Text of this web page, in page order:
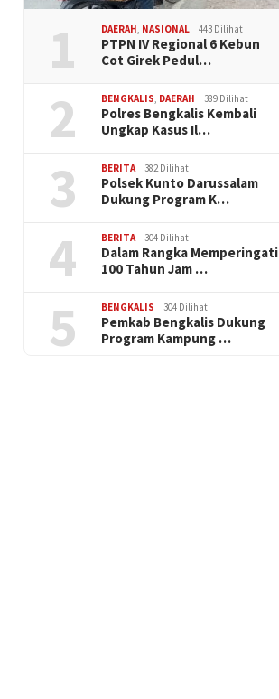
1 DAERAH, NASIONAL 443 Dilihat
PTPN IV Regional 6 Kebun
Cot Girek Pedul…
2 BENGKALIS, DAERAH 389 Dilihat
Polres Bengkalis Kembali
Ungkap Kasus Il…
3 BERITA 382 Dilihat
Polsek Kunto Darussalam
Dukung Program K…
4 BERITA 304 Dilihat
Dalam Rangka Memperingati
100 Tahun Jam …
5 BENGKALIS 304 Dilihat
Pemkab Bengkalis Dukung
Program Kampung …